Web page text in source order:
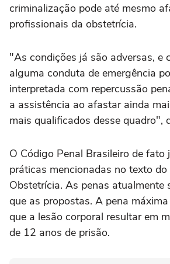
criminalização pode até mesmo
profissionais da obstetrícia.
"As condições já são adversas, e
alguma conduta de emergência
interpretada com repercussão
a assistência ao afastar ainda
mais qualificados desse quadro",
O Código Penal Brasileiro de fato
práticas mencionadas no texto
Obstetrícia. As penas atualmente
que as propostas. A pena
que a lesão corporal resultar em
de 12 anos de prisão.